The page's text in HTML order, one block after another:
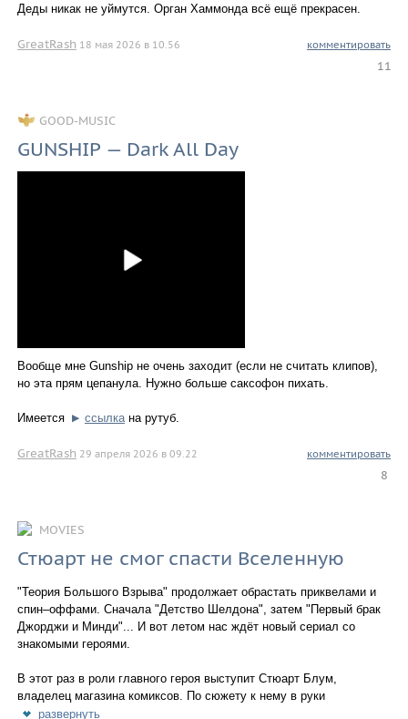
Деды никак не уймутся. Орган Хаммонда всё ещё прекрасен.
GreatRash 18 мая 2026 в 10.56 комментировать
11
GOOD-MUSIC
GUNSHIP — Dark All Day
Вообще мне Gunship не очень заходит (если не считать клипов),
но эта прям цепанула. Нужно больше саксофон пихать.
Имеется ▶ ссылкана рутуб.
GreatRash 29 апреля 2026 в 09.22 комментировать
8
MOVIES
Стюарт не смог спасти Вселенную
"Теория Большого Взрыва" продолжает обрастать приквелами и
спин–оффами. Сначала "Детство Шелдона", затем "Первый брак
Джорджи и Минди"... И вот летом нас ждёт новый сериал со
знакомыми героями.
В этот раз в роли главного героя выступит Стюарт Блум,
владелец магазина комиксов. По сюжету к нему в руки
развернуть